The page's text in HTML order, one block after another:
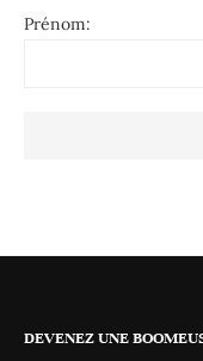
Prénom:
DEVENEZ UNE